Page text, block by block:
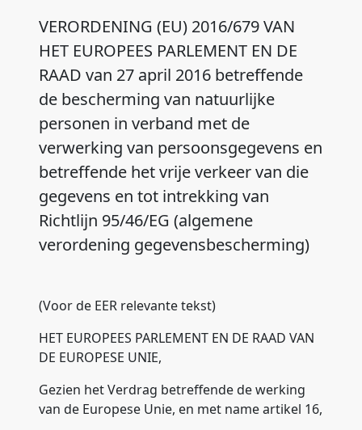
VERORDENING (EU) 2016/679 VAN
HET EUROPEES PARLEMENT EN DE
RAAD van 27 april 2016 betreffende
de bescherming van natuurlijke
personen in verband met de
verwerking van persoonsgegevens en
betreffende het vrije verkeer van die
gegevens en tot intrekking van
Richtlijn 95/46/EG (algemene
verordening gegevensbescherming)
(Voor de EER relevante tekst)
HET EUROPEES PARLEMENT EN DE RAAD VAN
DE EUROPESE UNIE,
Gezien het Verdrag betreffende de werking
van de Europese Unie, en met name artikel 16,